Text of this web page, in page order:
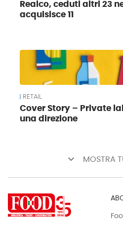
Realco, ceduti altri 23
acquisisce 11
RETAIL
Cover Story – Private
una direzione
keyboard_arrow_down MOSTRA